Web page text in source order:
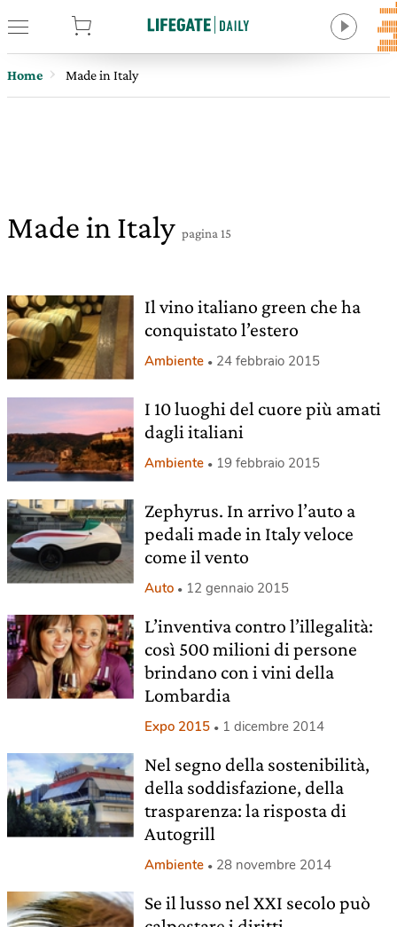
Home Made in Italy
Made in Italy pagina 15
Il vino italiano green che ha
conquistato l’estero
Ambiente 24 febbraio 2015
I 10 luoghi del cuore più amati
dagli italiani
Ambiente 19 febbraio 2015
Zephyrus. In arrivo l’auto a
pedali made in Italy veloce
come il vento
Auto 12 gennaio 2015
L’inventiva contro l’illegalità:
così 500 milioni di persone
brindano con i vini della
Lombardia
Expo 2015 1 dicembre 2014
Nel segno della sostenibilità,
della soddisfazione, della
trasparenza: la risposta di
Autogrill
Ambiente 28 novembre 2014
Se il lusso nel XXI secolo può